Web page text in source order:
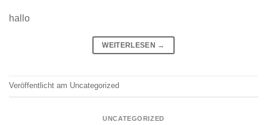
hallo
WEITERLESEN →
Veröffentlicht am Uncategorized
UNCATEGORIZED